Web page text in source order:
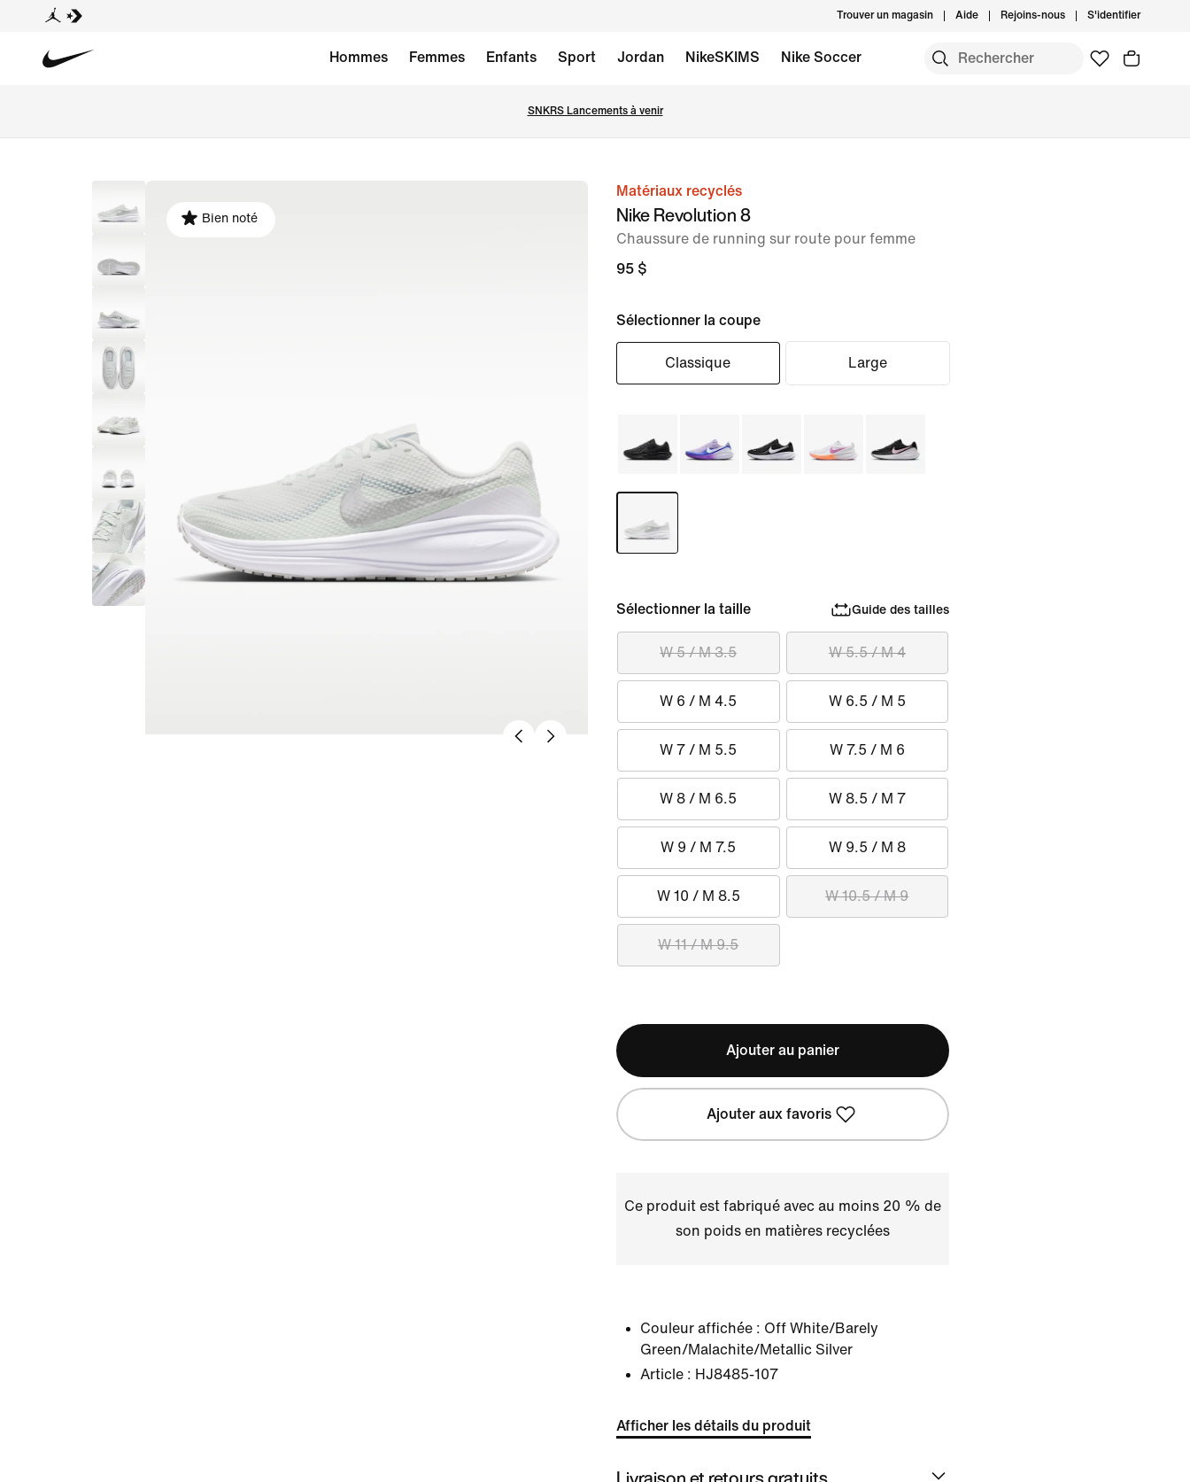
Trouver un magasin Aide Rejoins-nous S'identifier
Hommes Femmes Enfants Sport Jordan NikeSKIMS Nike Soccer
SNKRS Lancements à venir
image 1
Bien noté
Matériaux recyclés
Nike Revolution 8
Chaussure de running sur route pour femme
95 $
Sélectionner la coupe
Classique Large
Sélectionner la taille Guide des tailles
W 5 / M 3.5 W 5.5 / M 4
W 6 / M 4.5 W 6.5 / M 5
W 7 / M 5.5 W 7.5 / M 6
W 8 / M 6.5 W 8.5 / M 7
W 9 / M 7.5 W 9.5 / M 8
W 10 / M 8.5 W 10.5 / M 9
W 11 / M 9.5
Ajouter au panier
Ajouter aux favoris
Ce produit est fabriqué avec au moins 20 % de
son poids en matières recyclées
Couleur affichée : Off White/Barely
Green/Malachite/Metallic Silver
Article : HJ8485-107
Afficher les détails du produit